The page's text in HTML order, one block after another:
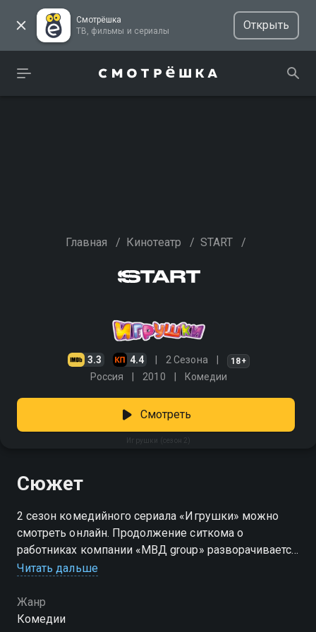
Смотрёшка
ТВ, фильмы и сериалы
Открыть
Главная / Кинотеатр / START /
3.3 4.4 2 Сезона 18+
Россия 2010 Комедии
Игрушки (сезон 2)
Смотреть
Сюжет
2 сезон комедийного сериала «Игрушки» можно
смотреть онлайн. Продолжение ситкома о
работниках компании «МВД group» разворачивается
сразу после Нового года. В праздничную ночь Стас
чувствах, но женатый начальник быстро
разочаровал девушку. Зато судьба свела ее с
Читать дальше
Жанр
Комедии